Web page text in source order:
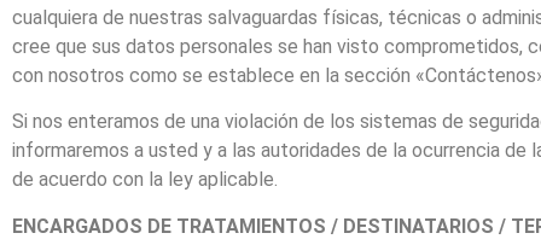
cualquiera de nuestras salvaguardas físicas, técnicas o
cree que sus datos personales se han visto comprometidos,
con nosotros como se establece en la sección
Si nos enteramos de una violación de los sistemas de
informaremos a usted y a las autoridades de la ocurrencia de
de acuerdo con la ley aplicable.
ENCARGADOS DE TRATAMIENTOS / DESTINATARIOS /